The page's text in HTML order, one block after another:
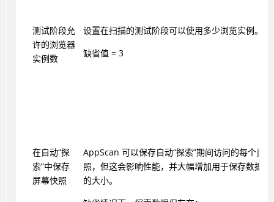
测试阶段允
许的浏览器
实例数
设置在扫描的测试阶段可以使用多少浏览实例。
缺省值 = 3
在自动“探
索”中保存
屏幕快照
AppScan 可以保存自动“探索”期间访问的每个页
照，但这会影响性能，并大幅增加用于保存数据
的大小。